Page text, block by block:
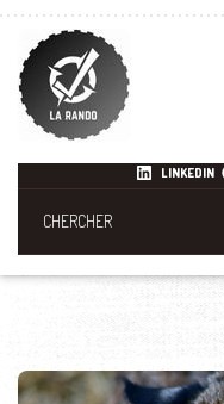
LINKEDIN